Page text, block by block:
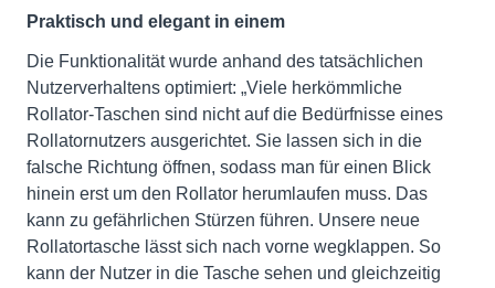
Praktisch und elegant in einem
Die Funktionalität wurde anhand des tatsächlichen
Nutzerverhaltens optimiert: „Viele herkömmliche
Rollator-Taschen sind nicht auf die Bedürfnisse eines
Rollatornutzers ausgerichtet. Sie lassen sich in die
falsche Richtung öffnen, sodass man für einen Blick
hinein erst um den Rollator herumlaufen muss. Das
kann zu gefährlichen Stürzen führen. Unsere neue
Rollatortasche lässt sich nach vorne wegklappen. So
kann der Nutzer in die Tasche sehen und gleichzeitig